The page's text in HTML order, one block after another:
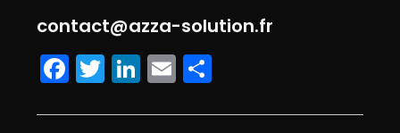
contact@azza-solution.fr
F
a
T
w
Li
n
E
m